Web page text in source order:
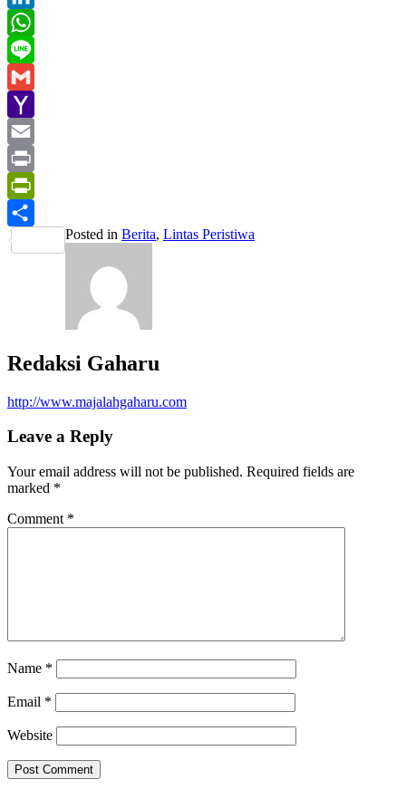
LinkedIn
WhatsApp
Line
Gmail
Yahoo
Mail
Email
Print
PrintFriendly
Share
Posted in Berita, Lintas Peristiwa
Redaksi Gaharu
http://www.majalahgaharu.com
Leave a Reply
Your email address will not be published. Required fields are
marked *
Comment *
Name *
Email *
Website